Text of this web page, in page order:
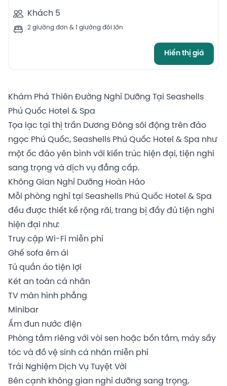
Khách 5
2 giường đơn & 1 giường đôi lớn
Hiển thị giá
Khám Phá Thiên Đường Nghỉ Dưỡng Tại Seashells
Phú Quốc Hotel & Spa
Tọa lạc tại thị trấn Dương Đông sôi động trên đảo
ngọc Phú Quốc, Seashells Phú Quốc Hotel & Spa như
một ốc đảo yên bình với kiến trúc hiện đại, tiện nghi
sang trọng và dịch vụ đẳng cấp.
Không Gian Nghỉ Dưỡng Hoàn Hảo
Mỗi phòng nghỉ tại Seashells Phú Quốc Hotel & Spa
đều được thiết kế rộng rãi, trang bị đầy đủ tiện nghi
hiện đại như:
Truy cập Wi-Fi miễn phí
Ghế sofa êm ái
Tủ quần áo tiện lợi
Két an toàn cá nhân
TV màn hình phẳng
Minibar
Ấm đun nước điện
Phòng tắm riêng với vòi sen hoặc bồn tắm, máy sấy
tóc và đồ vệ sinh cá nhân miễn phí
Trải Nghiệm Dịch Vụ Tuyệt Vời
Bên cạnh không gian nghỉ dưỡng sang trọng,